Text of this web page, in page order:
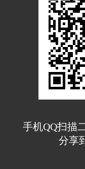
手机QQ扫描
分享